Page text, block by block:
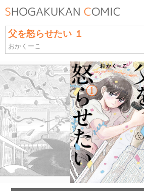
父を怒らせたい １
おかくーこ